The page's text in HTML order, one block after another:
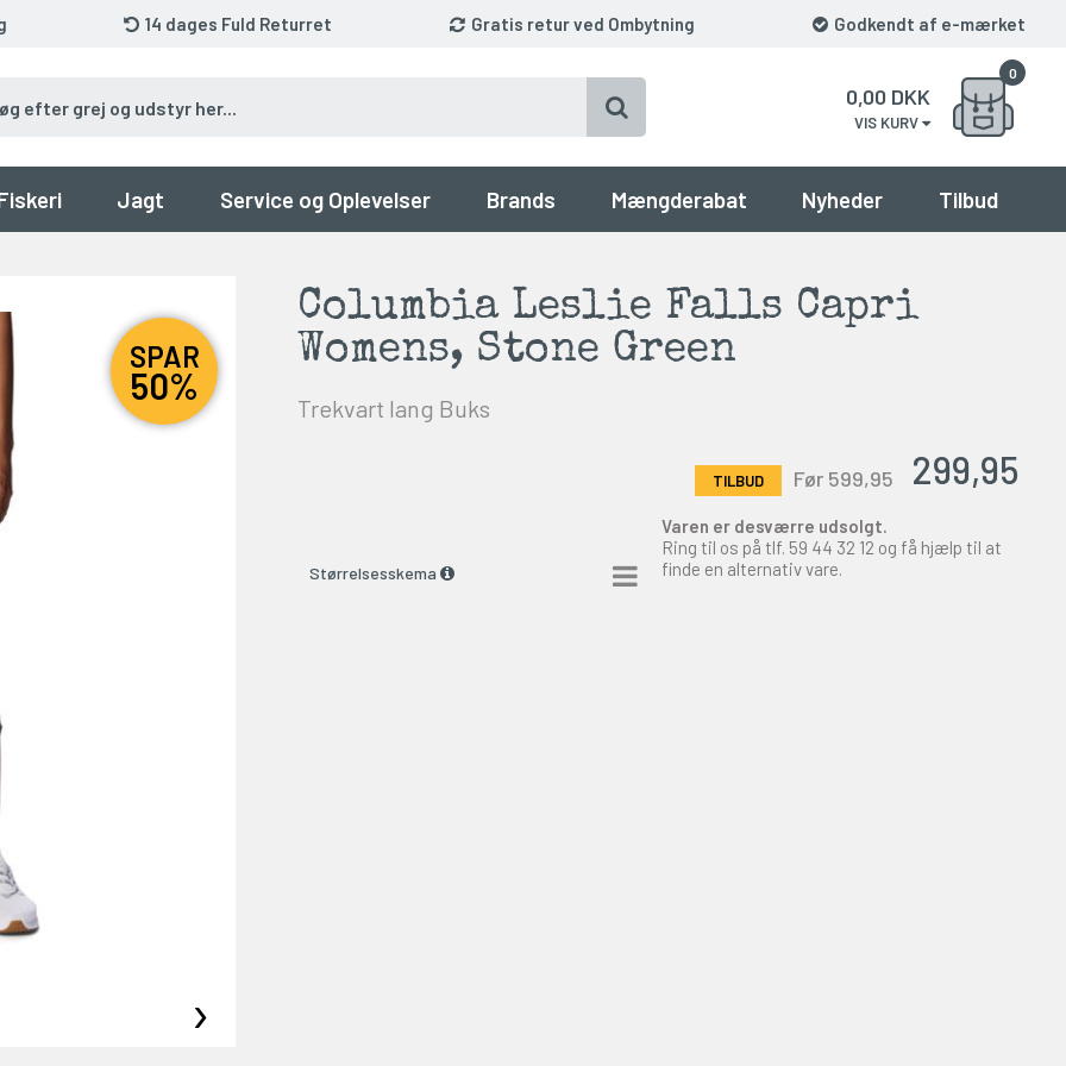
14 dages Fuld Returret Gratis retur ved Ombytning Godkendt af e-mærket
0
0,00 DKK
VIS KURV
Jagt Service og Oplevelser Brands Mængderabat Nyheder Tilbud
SPAR
50%
›
Columbia Leslie Falls Capri
Womens, Stone Green
Trekvart lang Buks
299,95
Før 599,95
Størrelsesskema
Varen er desværre udsolgt.
Ring til os på tlf. 59 44 32 12 og få hjælp til at
finde en alternativ vare.